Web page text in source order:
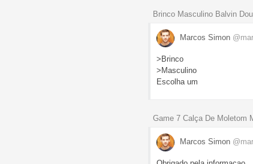
Brinco Masculino Balvin
Marcos Simon
>Brinco
>Masculino
Escolha um
Game 7 Calça De Moletom
Marcos Simon